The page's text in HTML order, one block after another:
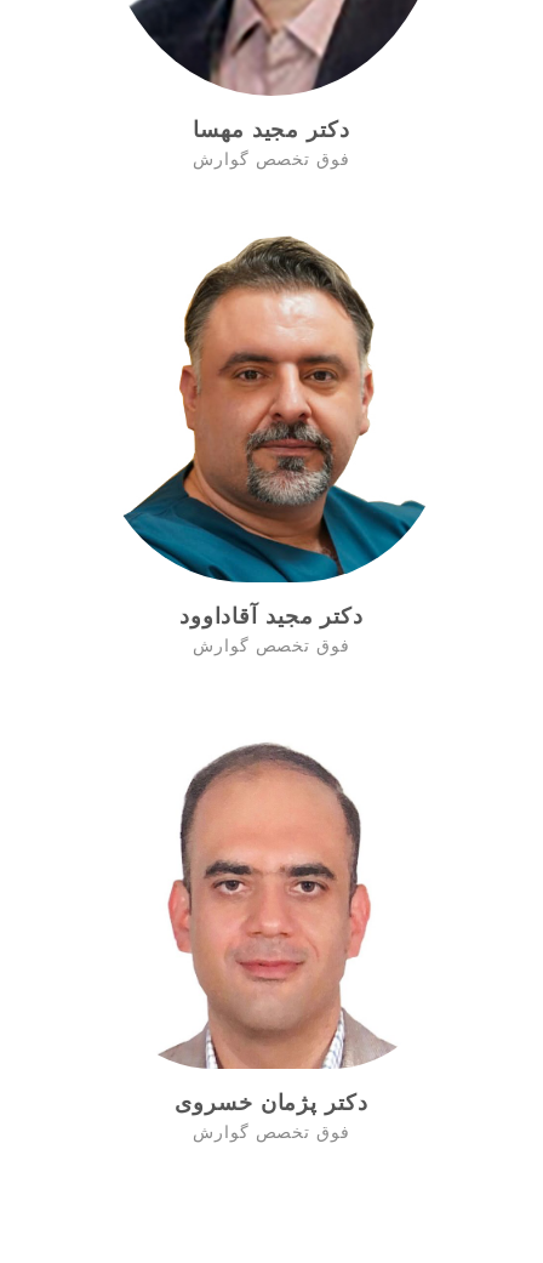
دکتر مجید مهسا
فوق تخصص گوارش
دکتر مجید آقاداوود
فوق تخصص گوارش
دکتر پژمان خسروی
فوق تخصص گوارش